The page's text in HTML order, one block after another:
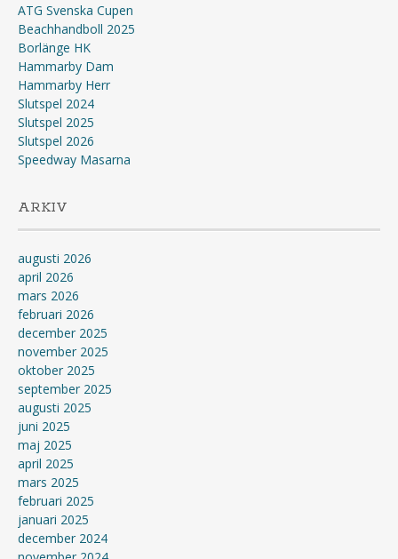
ATG Svenska Cupen
Beachhandboll 2025
Borlänge HK
Hammarby Dam
Hammarby Herr
Slutspel 2024
Slutspel 2025
Slutspel 2026
Speedway Masarna
ARKIV
augusti 2026
april 2026
mars 2026
februari 2026
december 2025
november 2025
oktober 2025
september 2025
augusti 2025
juni 2025
maj 2025
april 2025
mars 2025
februari 2025
januari 2025
december 2024